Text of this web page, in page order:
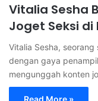
Vitalia Sesha
Joget Seksi di
Vitalia Sesha,
dengan gaya
mengunggah konten
Read More »